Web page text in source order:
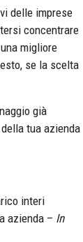
delle imprese
concentrare
migliore
se la scelta
già
tua azienda
interi
azienda – In